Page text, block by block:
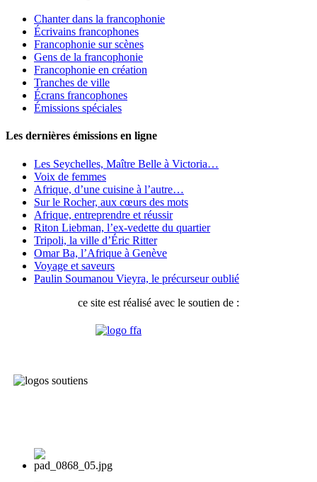
Chanter dans la francophonie
Écrivains francophones
Francophonie sur scènes
Gens de la francophonie
Francophonie en création
Tranches de ville
Écrans francophones
Émissions spéciales
Les dernières émissions en ligne
Les Seychelles, Maître Belle à Victoria…
Voix de femmes
Afrique, d’une cuisine à l’autre…
Sur le Rocher, aux cœurs des mots
Afrique, entreprendre et réussir
Riton Liebman, l’ex-vedette du quartier
Tripoli, la ville d’Éric Ritter
Omar Ba, l’Afrique à Genève
Voyage et saveurs
Paulin Soumanou Vieyra, le précurseur oublié
ce site est réalisé avec le soutien de :